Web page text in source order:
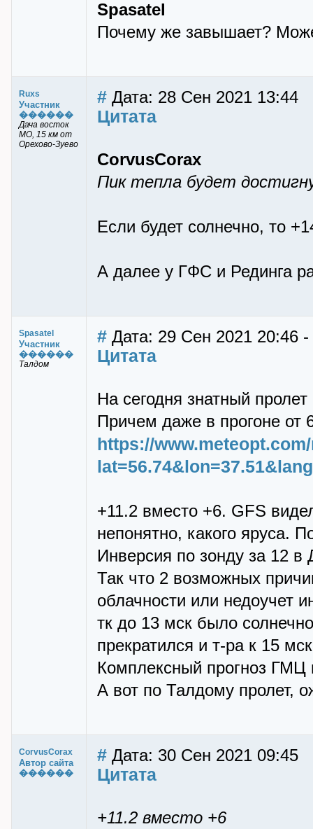
Spasatel
Почему же завышает?
Ruxs
Участник
������
Дача восток
МО, 15 км от
Орехово-Зуево
# Дата: 28 Сен 2021 13:44
Цитата
CorvusCorax
Пик тепла будет
Если будет солнечно, то
А далее у ГФС и Рединга
Spasatel
Участник
������
Талдом
# Дата: 29 Сен 2021 20:46
Цитата
На сегодня знатный
Причем даже в прогоне от
https://
+11.2 вместо +6. GFS
непонятно, какого яруса.
Инверсия по зонду за 12
Так что 2 возможных
облачности или недоучет
тк до 13 мск было
прекратился и т-ра к 15
Комплексный прогноз ГМЦ
А вот по Талдому пролет,
CorvusCorax
Автор сайта
������
# Дата: 30 Сен 2021 09:45
Цитата
+11.2 вместо +6